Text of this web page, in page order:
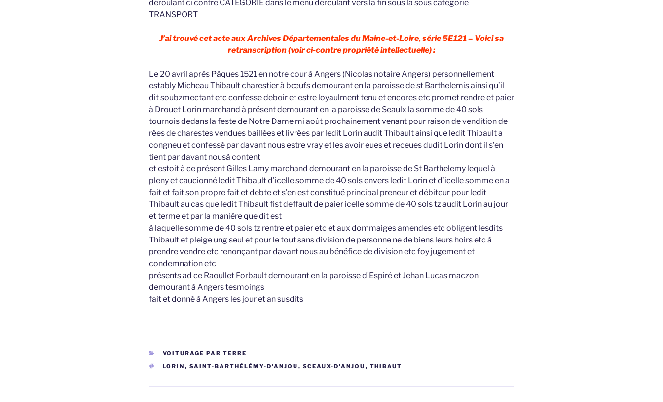
déroulant ci contre CATEGORIE dans le menu déroulant vers la fin sous la sous catégorie
TRANSPORT
J’ai trouvé cet acte aux Archives Départementales du Maine-et-Loire, série 5E121 – Voici sa
retranscription (voir ci-contre propriété intellectuelle) :
Le 20 avril après Pâques 1521 en notre cour à Angers (Nicolas notaire Angers) personnellement
estably Micheau Thibault charestier à bœufs demourant en la paroisse de st Barthelemis ainsi qu’il
dit soubzmectant etc confesse deboir et estre loyaulment tenu et encores etc promet rendre et paier
à Drouet Lorin marchand à présent demourant en la paroisse de Seaulx la somme de 40 sols
tournois dedans la feste de Notre Dame mi août prochainement venant pour raison de vendition de
rées de charestes vendues baillées et livrées par ledit Lorin audit Thibault ainsi que ledit Thibault a
congneu et confessé par davant nous estre vray et les avoir eues et receues dudit Lorin dont il s’en
tient par davant nousà content
et estoit à ce présent Gilles Lamy marchand demourant en la paroisse de St Barthelemy lequel à
pleny et caucionné ledit Thibault d’icelle somme de 40 sols envers ledit Lorin et d’icelle somme en a
fait et fait son propre fait et debte et s’en est constitué principal preneur et débiteur pour ledit
Thibault au cas que ledit Thibault fist deffault de paier icelle somme de 40 sols tz audit Lorin au jour
et terme et par la manière que dit est
à laquelle somme de 40 sols tz rentre et paier etc et aux dommaiges amendes etc obligent lesdits
Thibault et pleige ung seul et pour le tout sans division de personne ne de biens leurs hoirs etc à
prendre vendre etc renonçant par davant nous au bénéfice de division etc foy jugement et
condemnation etc
présents ad ce Raoullet Forbault demourant en la paroisse d’Espiré et Jehan Lucas maczon
demourant à Angers tesmoings
fait et donné à Angers les jour et an susdits
CATÉGORIES
VOITURAGE PAR TERRE
ÉTIQUETTES
LORIN , SAINT-BARTHÉLÉMY-D'ANJOU , SCEAUX-D'ANJOU , THIBAUT